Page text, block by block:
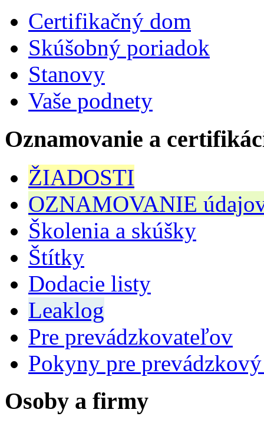
Certifikačný dom
Skúšobný poriadok
Stanovy
Vaše podnety
Oznamovanie a
ŽIADOSTI
OZNAMOVANIE
Školenia a skúšky
Štítky
Dodacie listy
Leaklog
Pre prevádzkovateľov
Pokyny pre
Osoby a firmy